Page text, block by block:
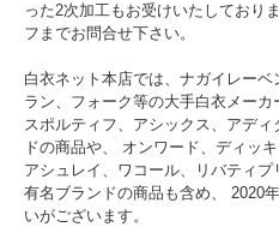
った2次加工もお受けいたしており
フまでお問合せ下さい。
白衣ネット本店では、ナガイレー
ラン、フォーク等の大手白衣メー
スポルティフ、アシックス、アデ
ドの商品や、 オンワード、ディッ
アシュレイ、ワコール、リバティ
有名ブランドの商品も含め、 2020
いがございます。